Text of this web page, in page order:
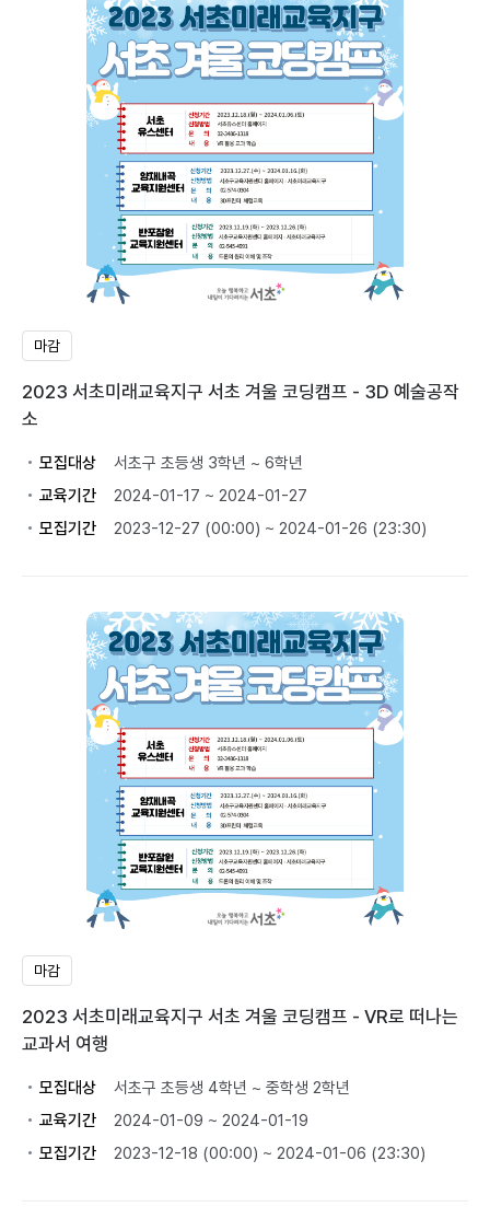
마감
2023 서초미래교육지구 서초 겨울 코딩캠프 - 3D 예술공작
소
모집대상
서초구 초등생 3학년 ~ 6학년
교육기간
2024-01-17 ~ 2024-01-27
모집기간
2023-12-27 (00:00) ~ 2024-01-26 (23:30)
마감
2023 서초미래교육지구 서초 겨울 코딩캠프 - VR로 떠나는
교과서 여행
모집대상
서초구 초등생 4학년 ~ 중학생 2학년
교육기간
2024-01-09 ~ 2024-01-19
모집기간
2023-12-18 (00:00) ~ 2024-01-06 (23:30)